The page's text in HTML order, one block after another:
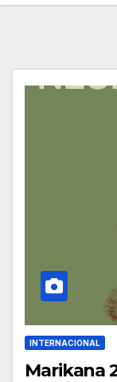
INTERNACIONAL
Marikana